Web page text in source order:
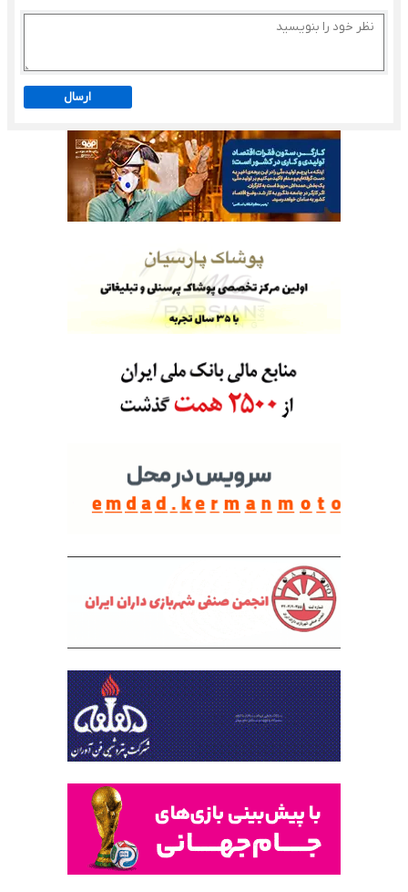
ارسال